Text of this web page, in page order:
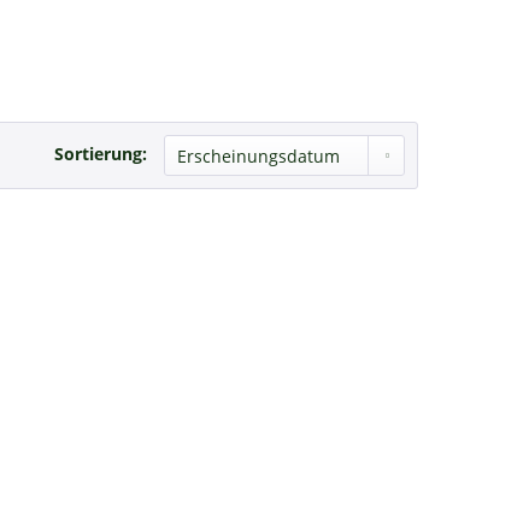
Sortierung: